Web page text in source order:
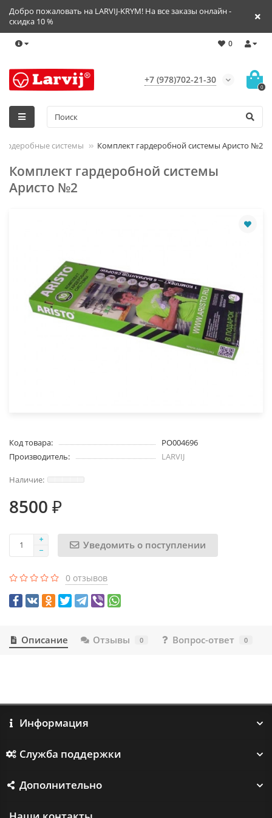
Добро пожаловать на LARVIJ-KRYM! На все заказы онлайн -
скидка 10 %
0
+7 (978)702-21-30
0
системы Комплект гардеробной системы Аристо №2
Комплект гардеробной системы
Аристо №2
Код товара:
PO004696
Производитель:
LARVIJ
8500 ₽
Уведомить о поступлении
0 отзывов
Описание Отзывы 0 Вопрос-ответ 0
Информация
Служба поддержки
Дополнительно